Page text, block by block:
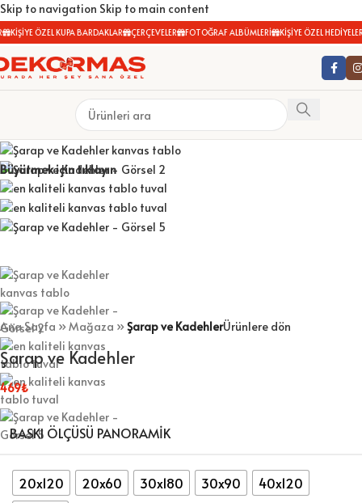
Skip to navigation Skip to main content
KİŞİYE ÖZEL KUPA BARDAKLAR ÇERÇEVELER FOTOĞRAF ALBÜMLERİ KİŞİYE ÖZEL HEDİYELER
Büyütmek için tıklayın
Ana Sayfa »Mağaza »Şarap ve KadehlerÜrünlere dön
Şarap ve Kadehler
469₺
BASKI ÖLÇÜSÜ PANORAMIK
20x120 20x60 30x180 30x90
40x120